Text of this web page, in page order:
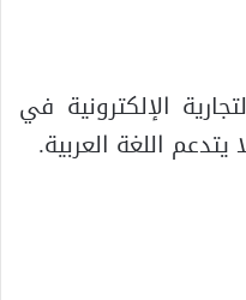
الإلكترونية في
يتدعم اللغة العربية.